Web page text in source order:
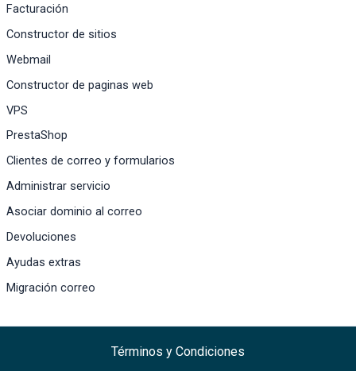
Facturación
Constructor de sitios
Webmail
Constructor de paginas web
VPS
PrestaShop
Clientes de correo y formularios
Administrar servicio
Asociar dominio al correo
Devoluciones
Ayudas extras
Migración correo
Términos y Condiciones